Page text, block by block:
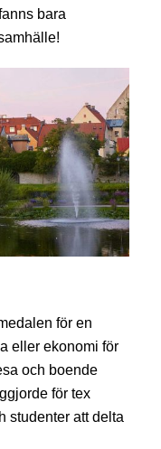
bara
för en
eller ekonomi för
och boende
för tex
studenter att delta